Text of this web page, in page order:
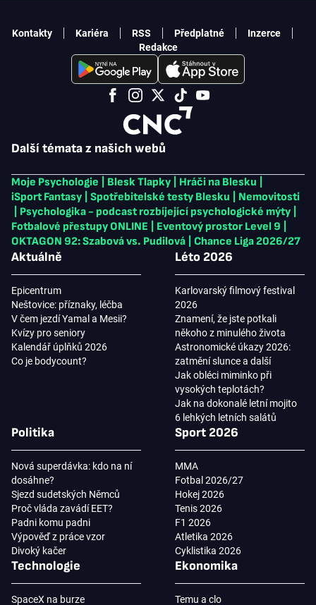
Další témata z našich webů
Moje Psychologie Blesk Tlapky Hráči na Blesku
iSport Fantasy
Spotřebitelské testy Blesku
Nemovitosti
Psychologika - podcast rozbíjející psychologické mýty
Fotbalové přestupy ONLINE
Eventový prostor Level 9
OKTAGON 92: Szabová vs. Pudilová
Chance Liga 2026/27
Aktuálně
Epicentrum
Neštovice: příznaky, léčba
V čem jezdí Yamal a Mesii?
Kvízy pro seniory
Kalendář úplňků 2026
Co je bodycount?
Léto 2026
Karlovarský filmový festival
2026
Znamení, že jste potkali
někoho z minulého života
Astronomické úkazy 2026:
zatmění slunce a další
Jak obléci miminko při
vysokých teplotách?
Jak na dokonalé letní mojito
6 lehkých letních salátů
Politika
Nová superdávka: kdo na ní
dosáhne?
Sjezd sudetských Němců
Proč vláda zavádí EET?
Padni komu padni
Výpověď z práce vzor
Divoký kačer
Sport 2026
MMA
Fotbal 2026/27
Hokej 2026
Tenis 2026
F1 2026
Atletika 2026
Cyklistika 2026
Technologie
SpaceX na burze
Ekonomika
Temu a clo
Kontakty Kariéra RSS Předplatné
Inzerce
Redakce